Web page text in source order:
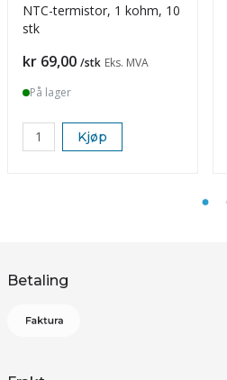
NTC-termistor, 1 kohm, 10
stk
Pris
kr 69,00 /stk Eks. MVA
På lager
Kjøp
Betaling